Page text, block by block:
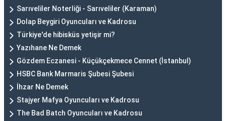
Sarıveliler Noterliği - Sarıveliler (Karaman)
Dolap Beygiri Oyuncuları ve Kadrosu
Türkiye'de hibisküs yetişir mi?
Yazıhane Ne Demek
Gözdem Eczanesi - Küçükçekmece Cennet (İstanbul)
HSBC Bank Marmaris Şubesi Şubesi
İhzar Ne Demek
Stajyer Mafya Oyuncuları ve Kadrosu
The Bad Batch Oyuncuları ve Kadrosu